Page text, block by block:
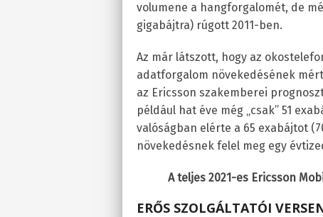
volumene a hangforgalomét, de
gigabájtra) rúgott 2011-ben.
Az már látszott, hogy az
adatforgalom növekedésének
az Ericsson szakemberei
például hat éve még „csak” 51
valóságban elérte a 65 exabájtot
növekedésnek felel meg egy
A teljes 2021-es Ericsson
ERŐS SZOLGÁLTATÓI